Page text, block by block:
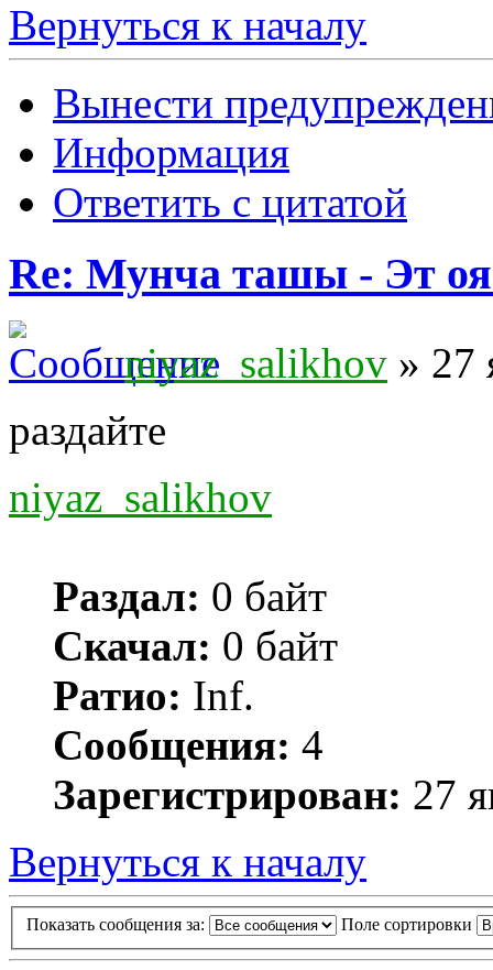
Вернуться к началу
Вынести
Информация
Ответить с цитатой
Re: Мунча ташы - Эт
niyaz_salikhov » 27
раздайте
niyaz_salikhov
Раздал: 0 байт
Скачал: 0 байт
Ратио: Inf.
Сообщения: 4
Зарегистрирован: 27
Вернуться к началу
Показать сообщения за: Поле сортировки